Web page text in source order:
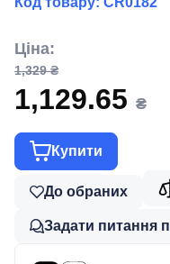
Ціна:
1,329 ₴
1,129.65 ₴
Купити
До обраних
Задати питання